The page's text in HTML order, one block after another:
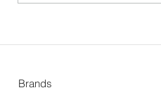
Brands